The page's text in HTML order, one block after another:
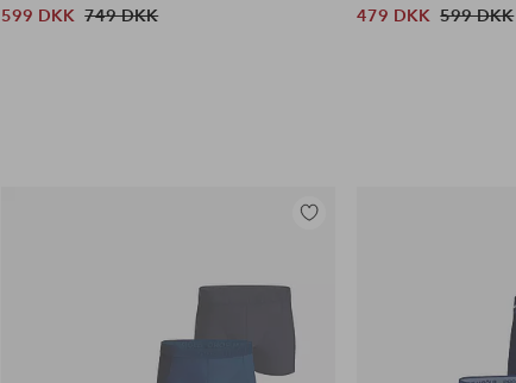
599 DKK 749 DKK
479 DKK 599 DKK
Tilføj